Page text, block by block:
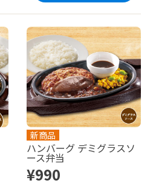
新商品
ハンバーグ デミグラスソ
ース弁当
¥990